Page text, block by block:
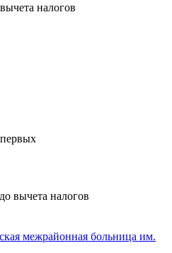
налогов
до вычета налогов
межрайонная больница им.